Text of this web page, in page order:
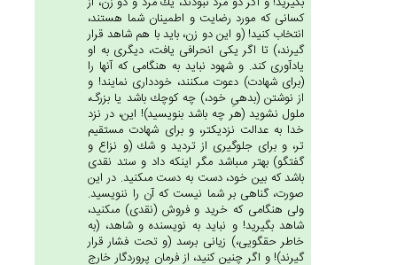
كسانى كه مورد رضايت و اطمينان شما هستند،
انتخاب كنيد! (و اين دو زن، بايد با هم شاهد قرار
گيرند،) تا اگر يكى انحرافى يافت، ديگرى به او
يادآورى كند. و شهود نبايد به هنگامى كه آنها را
(براى شهادت) دعوت مى‏كنند، خوددارى نمايند! و
از نوشتن (بدهىِ خود،) چه كوچك باشد يا بزرگ،
ملول نشويد (هر چه باشد بنويسيد)! اين، در نزد
خدا به عدالت نزديكتر، و براى شهادت مستقيم
تر، و براى جلوگيرى از ترديد و شك (و نزاع و
گفتگو) بهتر مى‏باشد مگر اينكه داد و ستد نقدى
باشد كه بين خود، دست به دست مى‏كنيد. در اين
صورت، گناهى بر شما نيست كه آن را ننويسيد.
ولى هنگامى كه خريد و فروش (نقدى) مى‏كنيد،
شاهد بگيريد! و نبايد به نويسنده و شاهد، (به
خاطر حقگويى،) زيانى برسد (و تحت فشار قرار
گيرند)! و اگر چنين كنيد، از فرمان پروردگار خارج